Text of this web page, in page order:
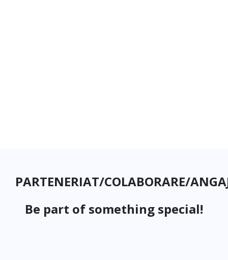
PARTENERIAT/COLABORARE/
Be part of something special!